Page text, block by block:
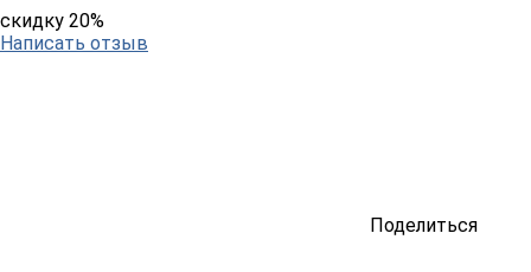
скидку 20%
Написать отзыв
Поделиться